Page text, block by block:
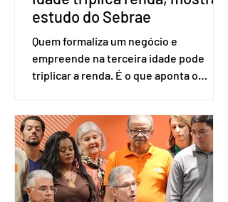
estudo do Sebrae
Quem formaliza um negócio e
empreende na terceira idade pode
triplicar a renda. É o que aponta o
Amostra de Domicílio (PNAD Contínua),
do Serviço Brasileiro de Apoio às Micro
e Pequenas Empresas (Sebrae),
realizado a partir de dados do Instituto
Brasileiro de Geografia e Estatística